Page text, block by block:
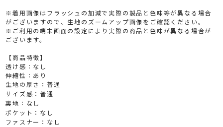
※着用画像はフラッシュの加減で実際の製品と色味等が異なる場合
がございますので、生地のズームアップ画像をご確認ください。
※ご利用の端末画面の設定により実際の商品と色味が異なる場合が
ございます。
【商品特徴】
透け感：なし
伸縮性：あり
生地の厚さ：普通
サイズ感：普通
裏地：なし
ポケット：なし
ファスナー：なし